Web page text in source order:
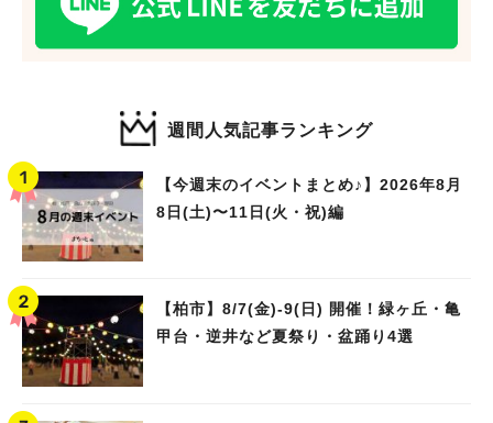
週間人気記事ランキング
【今週末のイベントまとめ♪】2026年8月
8日(土)〜11日(火・祝)編
【柏市】8/7(金)‐9(日) 開催！緑ヶ丘・亀
甲台・逆井など夏祭り・盆踊り4選
人気のキーワード
#ラーメン#ショッピング
#教えたい/こんなの見つけた